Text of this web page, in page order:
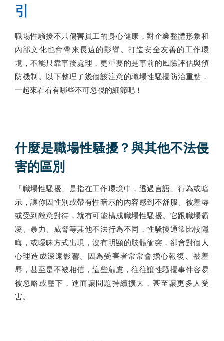
引
職場性騷擾不只傷害員工的身心健康，對企業整體形象和
內部文化也會帶來長遠的影響。打造安全友善的工作環
境，不能只靠事後處理，更重要的是事前的風險評估與預
防機制。以下整理了幾個該注意的職場性騷擾防治重點，
一起來看看有哪些不可忽視的細節吧！
什麼是職場性騷擾？與其他不法侵
害的區別
「職場性騷擾」是指在工作環境中，透過言語、行為或暗
示，讓你因性別或帶有性暗示的內容感到不舒服、被羞辱
或受到敵意對待，就有可能構成職場性騷擾。它跟職場霸
凌、暴力、威脅等其他不法行為不同，性騷擾通常比較隱
晦，或曖昧方式出現，沒有明顯的肢體衝突，卻會對個人
心理造成深遠影響。因為受害者常常會擔心報復、被羞
辱，甚至是不被相信，這些顧慮，往往讓性騷擾事件容易
被忽略或壓下，進而讓問題持續擴大，甚至讓更多人受
害。